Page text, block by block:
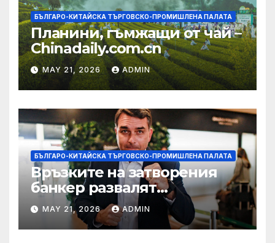
БЪЛГАРО-КИТАЙСКА ТЪРГОВСКО-ПРОМИШЛЕНА ПАЛАТА
Планини, гъмжащи от чай –
Chinadaily.com.cn
MAY 21, 2026 ADMIN
БЪЛГАРО-КИТАЙСКА ТЪРГОВСКО-ПРОМИШЛЕНА ПАЛАТА
Връзките на затворения
банкер развалят
надеждите на Флавио
Болсонаро за президент на
Бразилия
MAY 21, 2026 ADMIN